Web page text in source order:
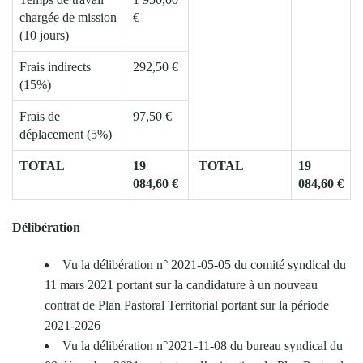
chargée de mission
(10 jours)
€
Frais indirects
(15%)
292,50 €
Frais de
déplacement (5%)
97,50 €
TOTAL
19
084,60 €
TOTAL
19
084,60 €
Délibération
Vu la délibération n° 2021-05-05 du comité syndical du
11 mars 2021 portant sur la candidature à un nouveau
contrat de Plan Pastoral Territorial portant sur la période
2021-2026
Vu la délibération n°2021-11-08 du bureau syndical du